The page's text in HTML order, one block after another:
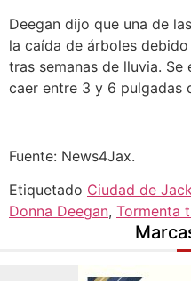
Deegan dijo que una de
la caída de árboles
tras semanas de lluvia.
caer entre 3 y 6 pulgadas
Fuente: News4Jax.
Etiquetado Ciudad de
Donna Deegan, Tormenta